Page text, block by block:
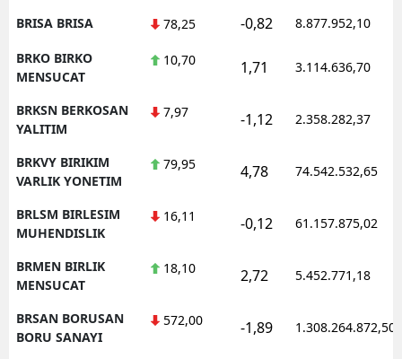
BRISA BRISA 78,25 -0,82 8.877.952,10
BRKO BIRKO
MENSUCAT
10,70 1,71 3.114.636,70
BRKSN BERKOSAN
YALITIM
7,97 -1,12 2.358.282,37
BRKVY BIRIKIM
VARLIK YONETIM
79,95 4,78 74.542.532,65
BRLSM BIRLESIM
MUHENDISLIK
16,11 -0,12 61.157.875,02
BRMEN BIRLIK
MENSUCAT
18,10 2,72 5.452.771,18
BRSAN BORUSAN
BORU SANAYI
572,00 -1,89 1.308.264.872,50